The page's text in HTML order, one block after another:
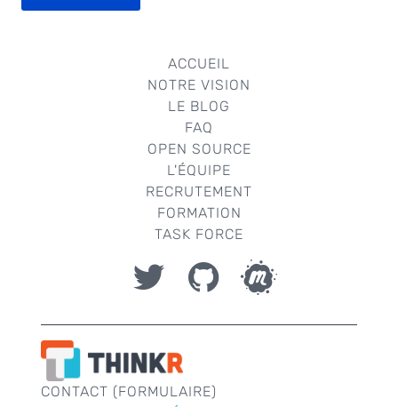
ACCUEIL
NOTRE VISION
LE BLOG
FAQ
OPEN SOURCE
L'ÉQUIPE
RECRUTEMENT
FORMATION
TASK FORCE
CONTACT (FORMULAIRE)